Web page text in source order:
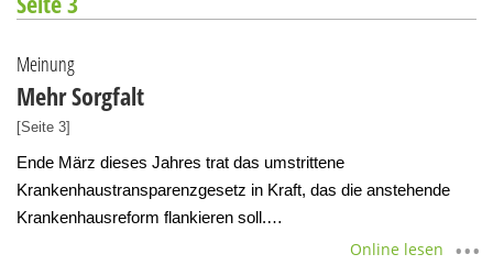
Meinung
Mehr Sorgfalt
[Seite 3]
Ende März dieses Jahres trat das umstrittene
Krankenhaustransparenzgesetz in Kraft, das die anstehende
Krankenhausreform flankieren soll.…
Online lesen